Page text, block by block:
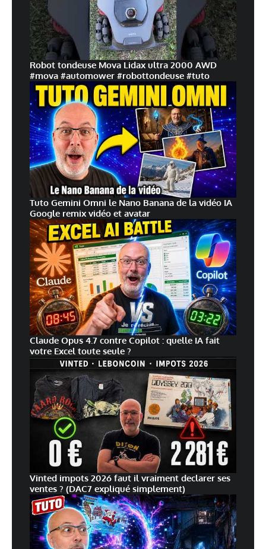
Robot tondeuse Mova Lidax ultra 2000 AWD
#mova #automower #robottondeuse #tuto
Tuto Gemini Omni le Nano Banana de la vidéo IA
Google remix vidéo et avatar
Claude Opus 4.7 contre Copilot : quelle IA fait
votre Excel toute seule ?
Vinted impots 2026 faut il vraiment declarer ses
ventes ? (DAC7 expliqué simplement)